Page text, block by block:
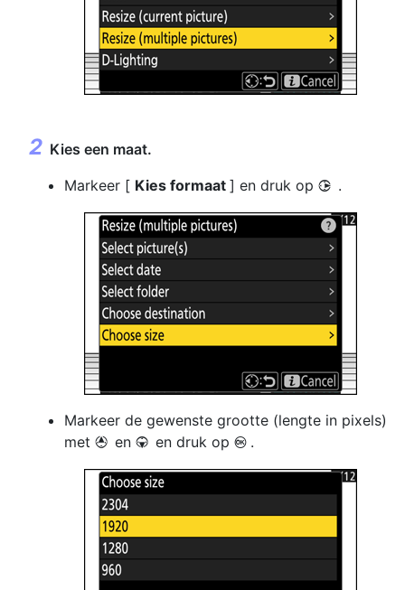
Kies een maat.
Markeer [ Kies formaat ] en druk op 2 .
Markeer de gewenste grootte (lengte in pixels)
met 1 en 3 en druk op J .